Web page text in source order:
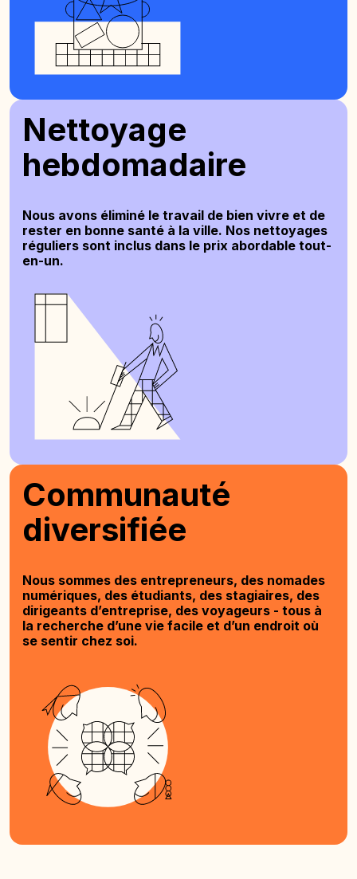
Nettoyage
hebdomadaire
Nous avons éliminé le travail de bien vivre et de
rester en bonne santé à la ville. Nos nettoyages
réguliers sont inclus dans le prix abordable tout-
en-un.
Communauté
diversifiée
Nous sommes des entrepreneurs, des nomades
numériques, des étudiants, des stagiaires, des
dirigeants d’entreprise, des voyageurs - tous à
la recherche d’une vie facile et d’un endroit où
se sentir chez soi.